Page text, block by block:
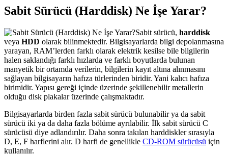
Sabit Sürücü (Harddisk) Ne İşe Yarar?
Sabit sürücü, harddisk
veya HDD olarak bilinmektedir. Bilgisayarlarda bilgi depolanmasına
yarayan, RAM’lerden farklı olarak elektrik kesilse bile bilgilerin
halen saklandığı farklı hızlarda ve farklı boyutlarda bulunan
manyetik bir ortamda verilerin, bilgilerin kayıt altına alınmasını
sağlayan bilgisayarın hafıza türlerinden biridir. Yani kalıcı hafıza
birimidir. Yapısı gereği içinde üzerinde şekillenebilir metallerin
olduğu disk plakalar üzerinde çalışmaktadır.
Bilgisayarlarda birden fazla sabit sürücü bulunabilir ya da sabit
sürücü iki ya da daha fazla bölüme ayrılabilir. İlk sabit sürücü C
sürücüsü diye adlandırılır. Daha sonra takılan harddiskler sırasıyla
D, E, F harflerini alır. D harfi de genellikle CD-ROM sürücüsü için
kullanılır.